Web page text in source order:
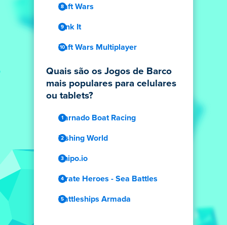
Raft Wars
Sink It
Raft Wars Multiplayer
Quais são os Jogos de Barco
mais populares para celulares
ou tablets?
Carnado Boat Racing
Fishing World
Shipo.io
Pirate Heroes - Sea Battles
Battleships Armada